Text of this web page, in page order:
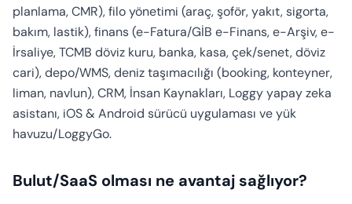
planlama, CMR), filo yönetimi (araç, şoför, yakıt, sigorta,
bakım, lastik), finans (e-Fatura/GİB e-Finans, e-Arşiv, e-
İrsaliye, TCMB döviz kuru, banka, kasa, çek/senet, döviz
cari), depo/WMS, deniz taşımacılığı (booking, konteyner,
liman, navlun), CRM, İnsan Kaynakları, Loggy yapay zeka
asistanı, iOS & Android sürücü uygulaması ve yük
havuzu/LoggyGo.
Bulut/SaaS olması ne avantaj sağlıyor?